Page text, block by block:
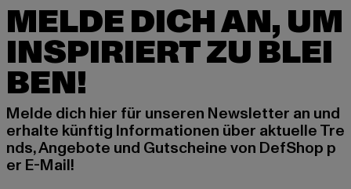
MELDE DICH AN, UM
INSPIRIERT ZU BLEI
BEN!
Melde dich hier für unseren Newsletter an und
erhalte künftig Informationen über aktuelle Tre
nds, Angebote und Gutscheine von DefShop p
er E-Mail!